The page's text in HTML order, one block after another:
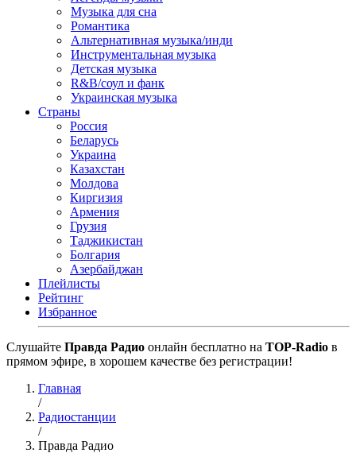
Музыка для сна
Романтика
Альтернативная музыка/инди
Инструментальная музыка
Детская музыка
R&B/cоул и фанк
Украинская музыка
Страны
Россия
Беларусь
Украина
Казахстан
Молдова
Киргизия
Армения
Грузия
Таджикистан
Болгария
Азербайджан
Плейлисты
Рейтинг
Избранное
Cлушайте Правда Радио онлайн бесплатно на TOP-Radio в
прямом эфире, в хорошем качестве без регистрации!
Главная
/
Радиостанции
/
Правда Радио